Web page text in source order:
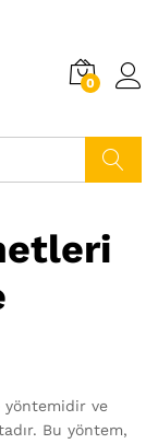
0
yöntemidir ve
Bu yöntem,